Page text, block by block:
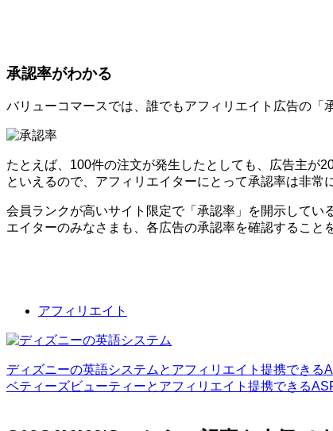
承認率がわかる
バリューコマースでは、誰でもアフィリエイト広告の「
たとえば、100件の注文が発生したとしても、広告主が
といえるので、アフィリエイターにとって承認率は非常
会員ランクが高いサイト限定で「承認率」を開示して
エイターのみなさまも、各広告の承認率を確認すること
アフィリエイト
ディズニーの英語システムとアフィリエイト提携できる
ベティーズビューティーとアフィリエイト提携できる